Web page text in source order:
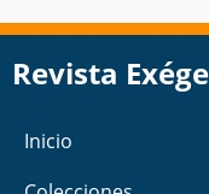
Revista
Inicio